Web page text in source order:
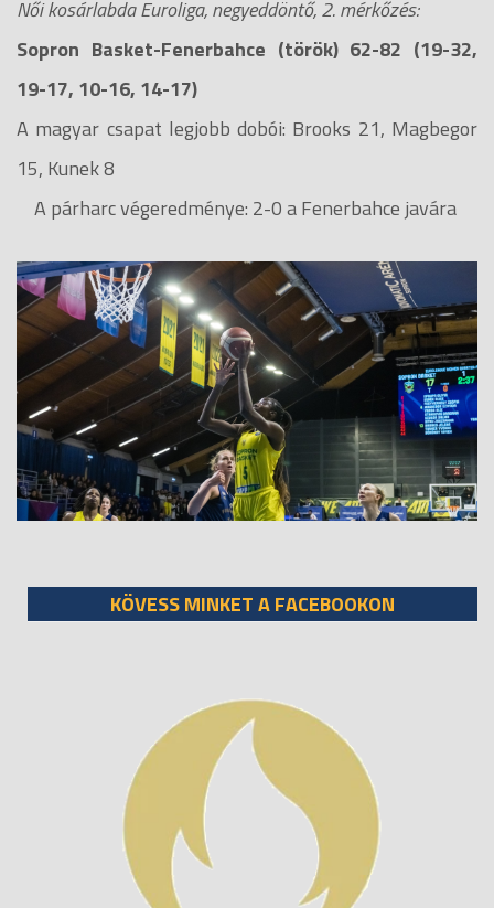
Női kosárlabda Euroliga, negyeddöntő, 2. mérkőzés:
Sopron Basket-Fenerbahce (török) 62-82 (19-32,
19-17, 10-16, 14-17)
A magyar csapat legjobb dobói: Brooks 21, Magbegor
15, Kunek 8
A párharc végeredménye: 2-0 a Fenerbahce javára
KÖVESS MINKET A FACEBOOKON